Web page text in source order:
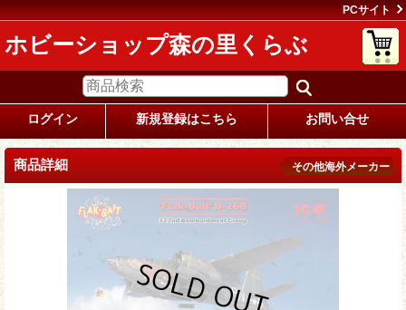
PCサイト
ホビーショップ森の里くらぶ
ログイン 新規登録はこちら お問い合せ
商品詳細 その他海外メーカー